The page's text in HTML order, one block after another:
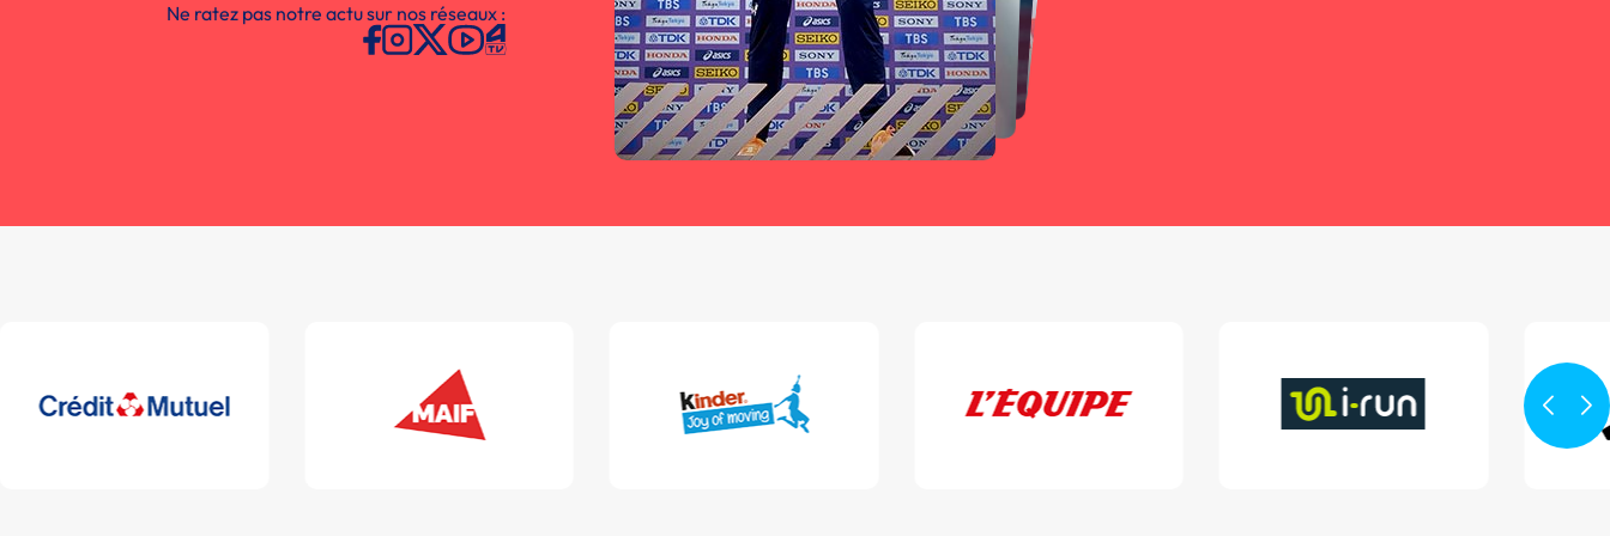
Ne ratez pas notre actu sur nos réseaux :